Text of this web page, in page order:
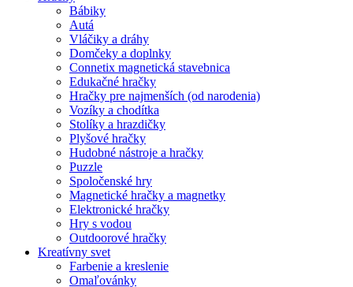
Bábiky
Autá
Vláčiky a dráhy
Domčeky a doplnky
Connetix magnetická stavebnica
Edukačné hračky
Hračky pre najmenších (od narodenia)
Vozíky a chodítka
Stolíky a hrazdičky
Plyšové hračky
Hudobné nástroje a hračky
Puzzle
Spoločenské hry
Magnetické hračky a magnetky
Elektronické hračky
Hry s vodou
Outdoorové hračky
Kreatívny svet
Farbenie a kreslenie
Omaľovánky